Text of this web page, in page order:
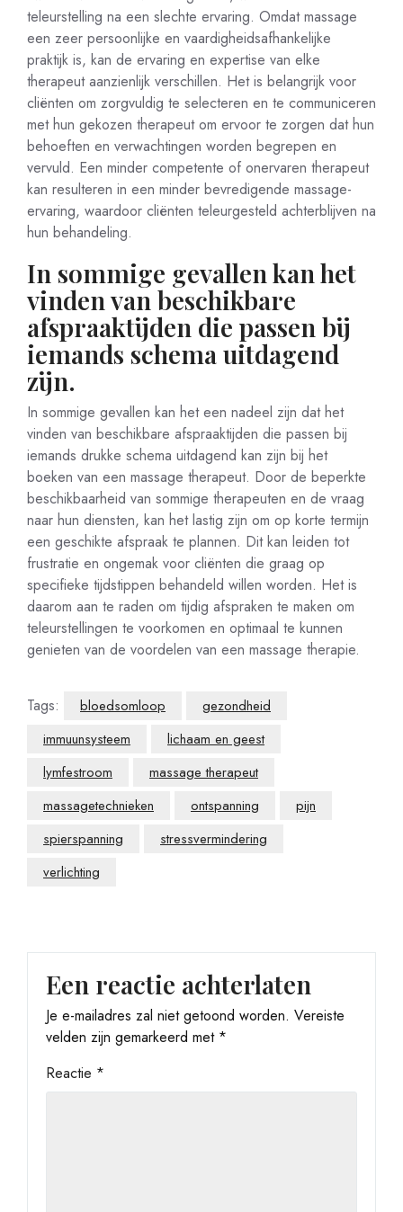
teleurstelling na een slechte ervaring. Omdat massage
een zeer persoonlijke en vaardigheidsafhankelijke
praktijk is, kan de ervaring en expertise van elke
therapeut aanzienlijk verschillen. Het is belangrijk voor
cliënten om zorgvuldig te selecteren en te communiceren
met hun gekozen therapeut om ervoor te zorgen dat hun
behoeften en verwachtingen worden begrepen en
vervuld. Een minder competente of onervaren therapeut
kan resulteren in een minder bevredigende massage-
ervaring, waardoor cliënten teleurgesteld achterblijven na
hun behandeling.
In sommige gevallen kan het
vinden van beschikbare
afspraaktijden die passen bij
iemands schema uitdagend
zijn.
In sommige gevallen kan het een nadeel zijn dat het
vinden van beschikbare afspraaktijden die passen bij
iemands drukke schema uitdagend kan zijn bij het
boeken van een massage therapeut. Door de beperkte
beschikbaarheid van sommige therapeuten en de vraag
naar hun diensten, kan het lastig zijn om op korte termijn
een geschikte afspraak te plannen. Dit kan leiden tot
frustratie en ongemak voor cliënten die graag op
specifieke tijdstippen behandeld willen worden. Het is
daarom aan te raden om tijdig afspraken te maken om
teleurstellingen te voorkomen en optimaal te kunnen
genieten van de voordelen van een massage therapie.
Tags: bloedsomloop
gezondheid
immuunsysteem
lichaam en geest
lymfestroom
massage therapeut
massagetechnieken
ontspanning
pijn
spierspanning
stressvermindering
verlichting
Een reactie achterlaten
Je e-mailadres zal niet getoond worden. Vereiste
velden zijn gemarkeerd met *
Reactie *